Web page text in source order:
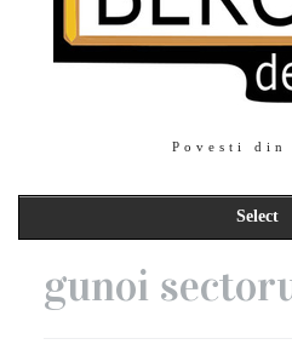
Povesti din
Select
gunoi